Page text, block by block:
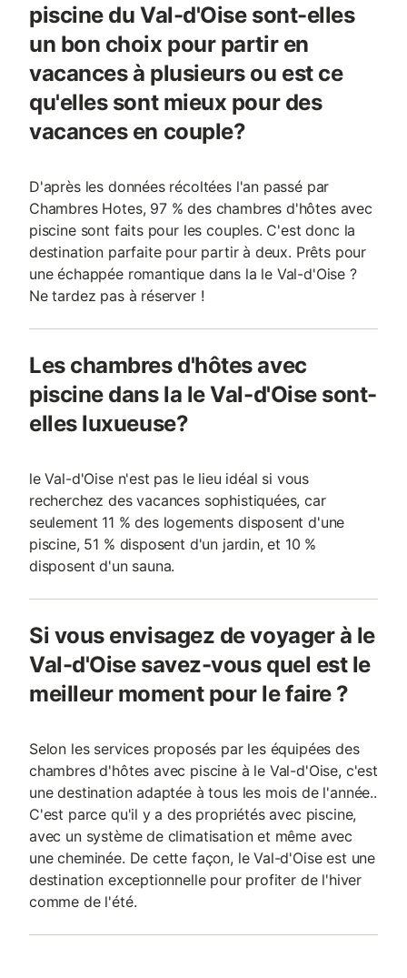
piscine du Val-d'Oise sont-elles
un bon choix pour partir en
vacances à plusieurs ou est ce
qu'elles sont mieux pour des
vacances en couple?
D'après les données récoltées l'an passé par
Chambres Hotes, 97 % des chambres d'hôtes avec
piscine sont faits pour les couples. C'est donc la
destination parfaite pour partir à deux. Prêts pour
une échappée romantique dans la le Val-d'Oise ?
Ne tardez pas à réserver !
Les chambres d'hôtes avec
piscine dans la le Val-d'Oise sont-
elles luxueuse?
le Val-d'Oise n'est pas le lieu idéal si vous
recherchez des vacances sophistiquées, car
seulement 11 % des logements disposent d'une
piscine, 51 % disposent d'un jardin, et 10 %
disposent d'un sauna.
Si vous envisagez de voyager à le
Val-d'Oise savez-vous quel est le
meilleur moment pour le faire ?
Selon les services proposés par les équipées des
chambres d'hôtes avec piscine à le Val-d'Oise, c'est
une destination adaptée à tous les mois de l'année..
C'est parce qu'il y a des propriétés avec piscine,
avec un système de climatisation et même avec
une cheminée. De cette façon, le Val-d'Oise est une
destination exceptionnelle pour profiter de l'hiver
comme de l'été.